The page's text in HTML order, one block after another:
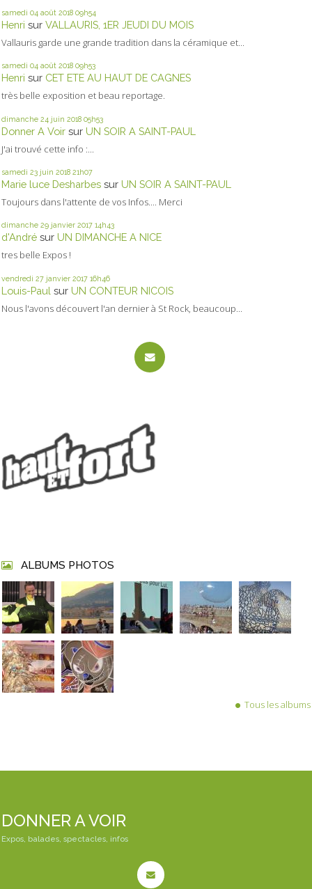
samedi 04 août 2018 09h54
Henri sur VALLAURIS, 1ER JEUDI DU MOIS
Vallauris garde une grande tradition dans la céramique et...
samedi 04 août 2018 09h53
Henri sur CET ETE AU HAUT DE CAGNES
très belle exposition et beau reportage.
dimanche 24 juin 2018 05h53
Donner A Voir sur UN SOIR A SAINT-PAUL
J'ai trouvé cette info :...
samedi 23 juin 2018 21h07
Marie luce Desharbes sur UN SOIR A SAINT-PAUL
Toujours dans l'attente de vos Infos.... Merci
dimanche 29 janvier 2017 14h43
d'André sur UN DIMANCHE A NICE
tres belle Expos !
vendredi 27 janvier 2017 16h46
Louis-Paul sur UN CONTEUR NICOIS
Nous l'avons découvert l'an dernier à St Rock, beaucoup...
ALBUMS PHOTOS
Tous les albums
DONNER A VOIR
Expos, balades, spectacles, infos